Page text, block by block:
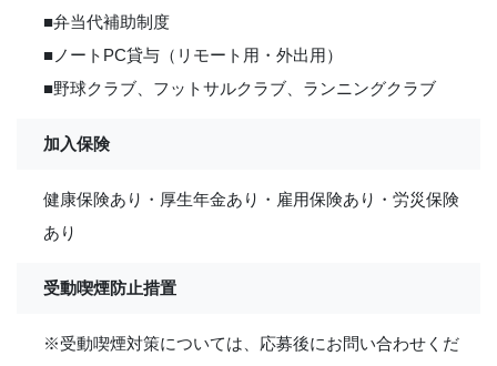
■弁当代補助制度
■ノートPC貸与（リモート用・外出用）
■野球クラブ、フットサルクラブ、ランニングクラブ
加入保険
健康保険あり・厚生年金あり・雇用保険あり・労災保険
あり
受動喫煙防止措置
※受動喫煙対策については、応募後にお問い合わせくだ